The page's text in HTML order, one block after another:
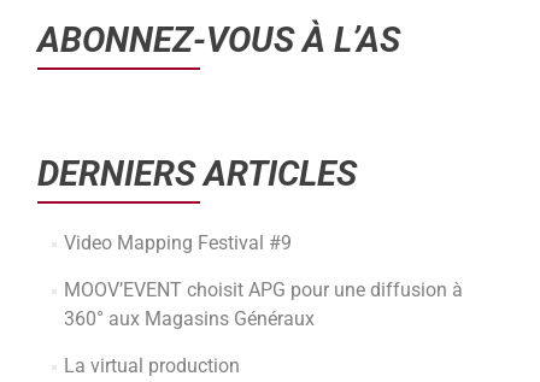
ABONNEZ-VOUS À L’AS
DERNIERS ARTICLES
Video Mapping Festival #9
MOOV’EVENT choisit APG pour une diffusion à
360° aux Magasins Généraux
La virtual production